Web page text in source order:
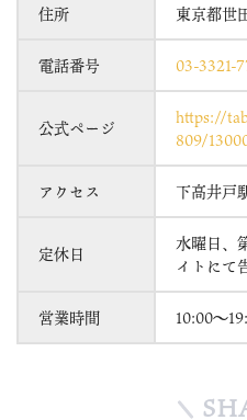
住所 東京都世
電話番号 03-3321-
公式ページ
https://
809/
アクセス 下高井戸
定休日
水曜日、
イトにて
営業時間 10:00～